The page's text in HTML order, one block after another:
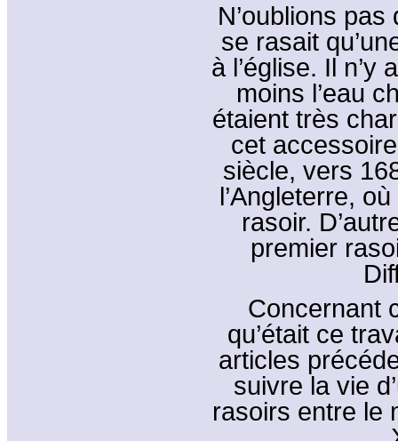
N’oublions pas
se rasait
à l’église. Il n’y
moins l’eau
étaient très
cet
siècle, vers
l’Angleterre,
rasoir.
premier
Concernant
qu’était ce
articles
suivre la vie
rasoirs entre le